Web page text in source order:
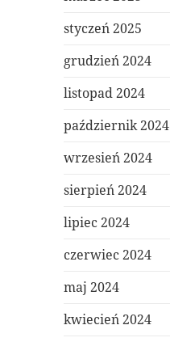
styczeń 2025
grudzień 2024
listopad 2024
październik 2024
wrzesień 2024
sierpień 2024
lipiec 2024
czerwiec 2024
maj 2024
kwiecień 2024